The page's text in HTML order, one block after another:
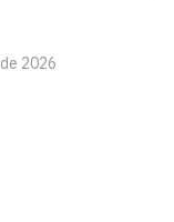
2026